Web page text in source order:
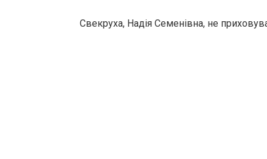
Свекруха, Надія Семенівна, не